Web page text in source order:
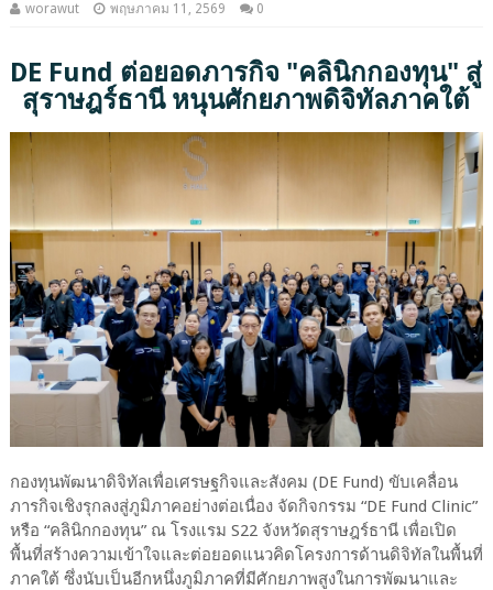
worawut พฤษภาคม 11, 2569 0
DE Fund ต่อยอดภารกิจ "คลินิกกองทุน" สู่
สุราษฎร์ธานี หนุนศักยภาพดิจิทัลภาคใต้
กองทุนพัฒนาดิจิทัลเพื่อเศรษฐกิจและสังคม (DE Fund) ขับเคลื่อน
ภารกิจเชิงรุกลงสู่ภูมิภาคอย่างต่อเนื่อง จัดกิจกรรม “DE Fund Clinic”
หรือ “คลินิกกองทุน” ณ โรงแรม S22 จังหวัดสุราษฎร์ธานี เพื่อเปิด
พื้นที่สร้างความเข้าใจและต่อยอดแนวคิดโครงการด้านดิจิทัลในพื้นที่
ภาคใต้ ซึ่งนับเป็นอีกหนึ่งภูมิภาคที่มีศักยภาพสูงในการพัฒนาและ